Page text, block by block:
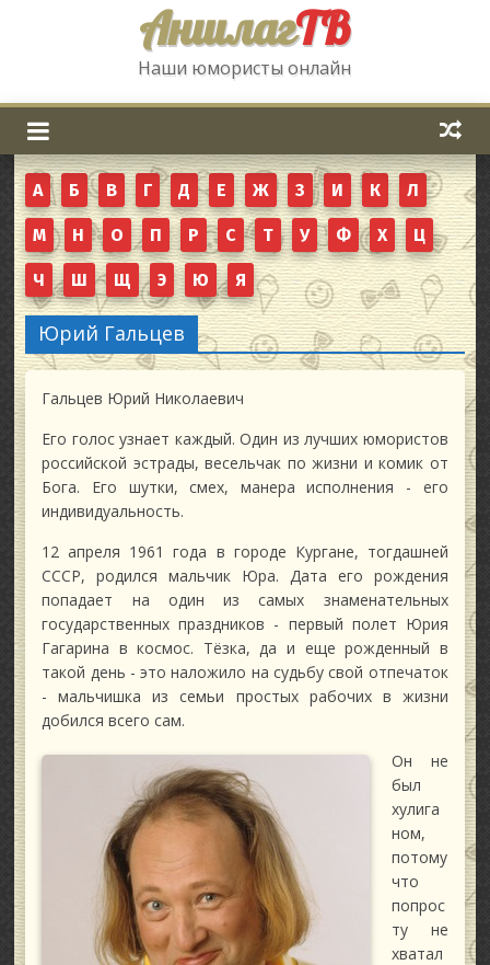
АншлагТВ
Наши юмористы онлайн
А Б В Г Д Е Ж З И К Л
М Н О П Р С Т У Ф Х Ц
Ч Ш Щ Э Ю Я
Юрий Гальцев
Гальцев Юрий Николаевич
Его голос узнает каждый. Один из лучших юмористов
российской эстрады, весельчак по жизни и комик от
Бога. Его шутки, смех, манера исполнения - его
индивидуальность.
12 апреля 1961 года в городе Кургане, тогдашней
СССР, родился мальчик Юра. Дата его рождения
попадает на один из самых знаменательных
государственных праздников - первый полет Юрия
Гагарина в космос. Тёзка, да и еще рожденный в
такой день - это наложило на судьбу свой отпечаток
- мальчишка из семьи простых рабочих в жизни
добился всего сам.
Он не
был
хулига
ном,
потому
что
попрос
ту не
хватал